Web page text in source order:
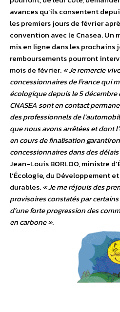
avances qu’ils consentent
les premiers jours de février
convention avec le Cnasea. Un
mis en ligne dans les prochains
remboursements pourront
mois de février.« Je remercie
concessionnaires de France qui
écologique depuis le 5 décembre
CNASEA sont en contact
des professionnels de
que nous avons arrêtées et dont
en cours de finalisation
concessionnaires dans des
Jean-Louis BORLOO, ministre
l’Écologie, du Développement
durables.« Je me réjouis des
provisoires constatés par
d’une forte progression des
en carbone ».